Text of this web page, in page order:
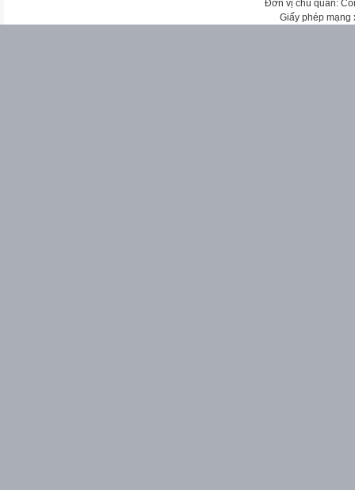
Đơn vị chủ quản:
Giấy phép mạng